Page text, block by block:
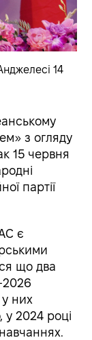
14
з огляду
15 червня
партії
є
що два
2026
них
у 2024 році